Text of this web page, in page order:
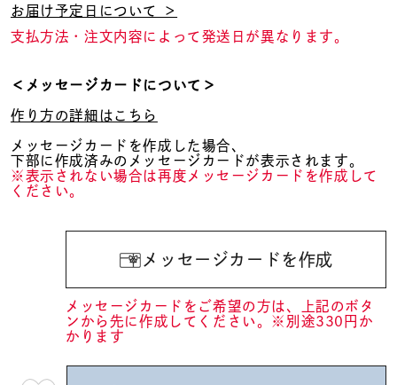
リングサイズ
価格 ¥0
在庫 在庫ありのみ すべて表示
お届け予定日について ＞
支払方法・注文内容によって発送日が異なります。
＜メッセージカードについて＞
作り方の詳細はこちら
メッセージカードを作成した場合、
下部に作成済みのメッセージカードが表示されます。
※表示されない場合は再度メッセージカードを作成して
ください。
メッセージカードを作成
メッセージカードをご希望の方は、上記のボタ
ンから先に作成してください。※別途330円か
かります